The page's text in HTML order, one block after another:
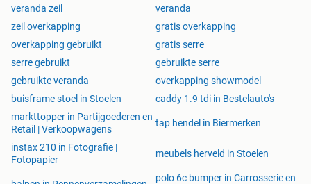
Alle onze materialen hebben een CE keurmerk en
voldoen hiermee aan de Europese normen.
Levering door heel Europa!
Prijzen zijn incl.btw en excl. montage (Montagekosten zijn
€650,-)
U kunt bij ons ook terecht voor schuttingen, carports,
aluminium ramen en kozijnen, schuiframen, rolluiken en
veranda zeil
veranda
zeil overkapping
gratis overkapping
overkapping gebruikt
gratis serre
serre gebruikt
gebruikte serre
gebruikte veranda
overkapping showmodel
buisframe stoel in Stoelen
caddy 1.9 tdi in Bestelauto's
markttopper in Partijgoederen en
Retail | Verkoopwagens
tap hendel in Biermerken
instax 210 in Fotografie |
Fotopapier
meubels herveld in Stoelen
polo 6c bumper in Carrosserie en